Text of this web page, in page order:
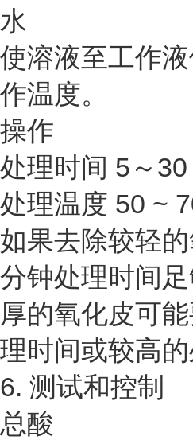
水
使溶液至工作
作温度。
操作
处理时间 5～30
处理温度 50 ~
如果去除较轻
分钟处理时间
厚的氧化皮可
理时间或较高的
6. 测试和控制
总酸